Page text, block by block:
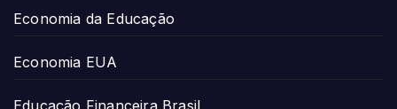
Economia da Educação
Economia EUA